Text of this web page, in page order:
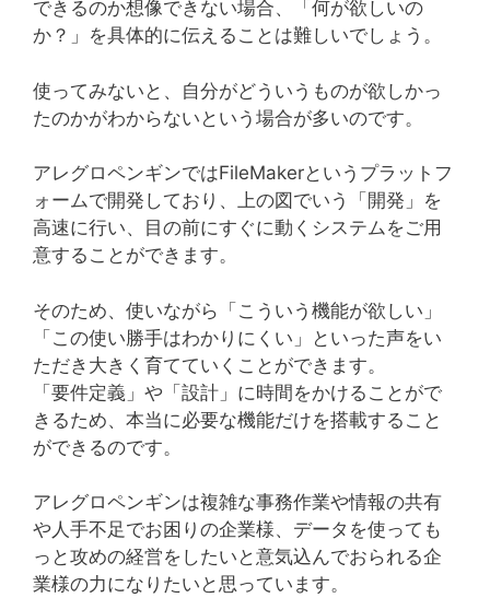
できるのか想像できない場合、「何が欲しいの
か？」を具体的に伝えることは難しいでしょう。
使ってみないと、自分がどういうものが欲しかっ
たのかがわからないという場合が多いのです。
アレグロペンギンではFileMakerというプラットフ
ォームで開発しており、上の図でいう「開発」を
高速に行い、目の前にすぐに動くシステムをご用
意することができます。
そのため、使いながら「こういう機能が欲しい」
「この使い勝手はわかりにくい」といった声をい
ただき大きく育てていくことができます。
「要件定義」や「設計」に時間をかけることがで
きるため、本当に必要な機能だけを搭載すること
ができるのです。
アレグロペンギンは複雑な事務作業や情報の共有
や人手不足でお困りの企業様、データを使っても
っと攻めの経営をしたいと意気込んでおられる企
業様の力になりたいと思っています。